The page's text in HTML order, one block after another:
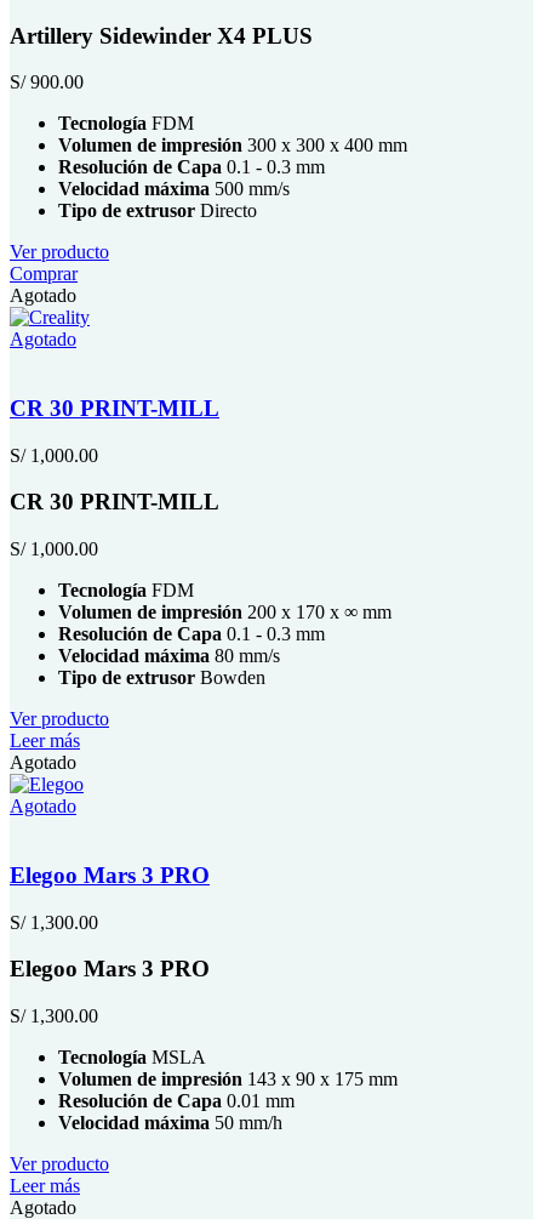
Artillery Sidewinder X4 PLUS
S/900.00
Tecnología FDM
Volumen de impresión 300 x 300 x 400 mm
Resolución de Capa 0.1 - 0.3 mm
Velocidad máxima 500 mm/s
Tipo de extrusor Directo
Ver producto
Comprar
Agotado
Agotado
CR 30 PRINT-MILL
S/1,000.00
CR 30 PRINT-MILL
S/1,000.00
Tecnología FDM
Volumen de impresión 200 x 170 x ∞ mm
Resolución de Capa 0.1 - 0.3 mm
Velocidad máxima 80 mm/s
Tipo de extrusor Bowden
Ver producto
Leer más
Agotado
Agotado
Elegoo Mars 3 PRO
S/1,300.00
Elegoo Mars 3 PRO
S/1,300.00
Tecnología MSLA
Volumen de impresión 143 x 90 x 175 mm
Resolución de Capa 0.01 mm
Velocidad máxima 50 mm/h
Ver producto
Leer más
Agotado